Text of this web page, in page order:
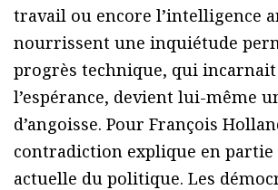
travail ou encore l’intelligence
nourrissent une inquiétude
progrès technique, qui
l’espérance, devient lui-même
d’angoisse. Pour François
contradiction explique en partie
actuelle du politique. Les